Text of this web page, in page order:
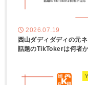
2026.07.19
西山ダディダディの元
話題のTikTokerは何者